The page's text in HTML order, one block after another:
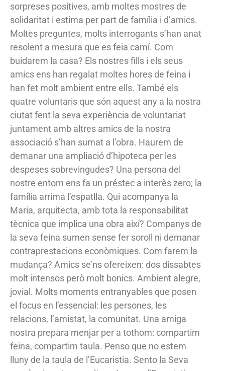
sorpreses positives, amb moltes mostres de
solidaritat i estima per part de família i d’amics.
Moltes preguntes, molts interrogants s’han anat
resolent a mesura que es feia camí. Com
buidarem la casa? Els nostres fills i els seus
amics ens han regalat moltes hores de feina i
han fet molt ambient entre ells. També els
quatre voluntaris que són aquest any a la nostra
ciutat fent la seva experiència de voluntariat
juntament amb altres amics de la nostra
associació s’han sumat a l’obra. Haurem de
demanar una ampliació d’hipoteca per les
despeses sobrevingudes? Una persona del
nostre entorn ens fa un préstec a interès zero; la
família arrima l’espatlla. Qui acompanya la
Maria, arquitecta, amb tota la responsabilitat
tècnica que implica una obra així? Companys de
la seva feina sumen sense fer soroll ni demanar
contraprestacions econòmiques. Com farem la
mudança? Amics se’ns ofereixen: dos dissabtes
molt intensos però molt bonics. Ambient alegre,
jovial. Molts moments entranyables que posen
el focus en l’essencial: les persones, les
relacions, l’amistat, la comunitat. Una amiga
nostra prepara menjar per a tothom: compartim
feina, compartim taula. Penso que no estem
lluny de la taula de l’Eucaristia. Sento la Seva